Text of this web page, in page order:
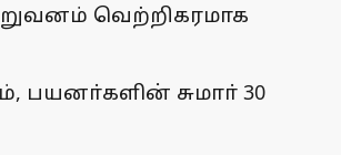
வெற்றிகரமாக
பயனா்களின் சுமாா் 30